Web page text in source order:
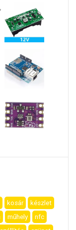
kosár
készlet
műhely
nfc